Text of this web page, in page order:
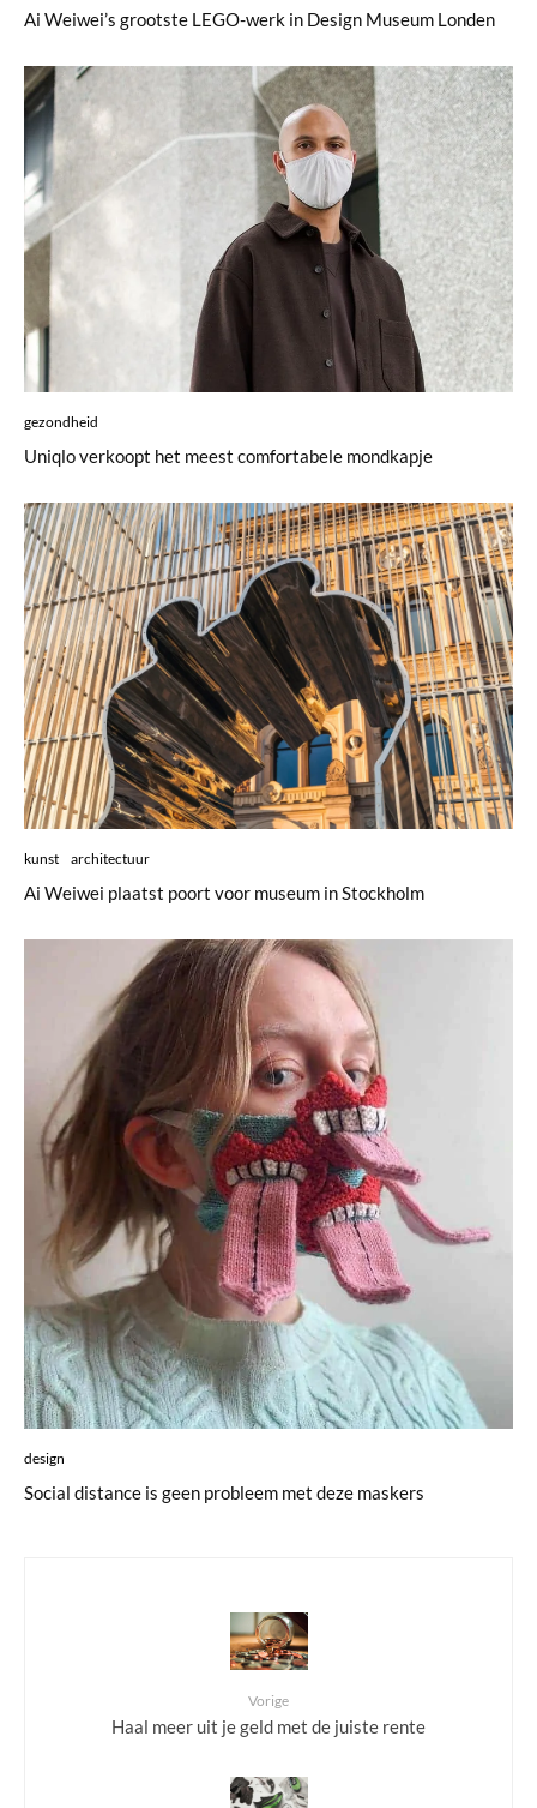
Ai Weiwei’s grootste LEGO-werk in Design Museum Londen
gezondheid
Uniqlo verkoopt het meest comfortabele mondkapje
kunst architectuur
Ai Weiwei plaatst poort voor museum in Stockholm
design
Social distance is geen probleem met deze maskers
Vorige
Haal meer uit je geld met de juiste rente